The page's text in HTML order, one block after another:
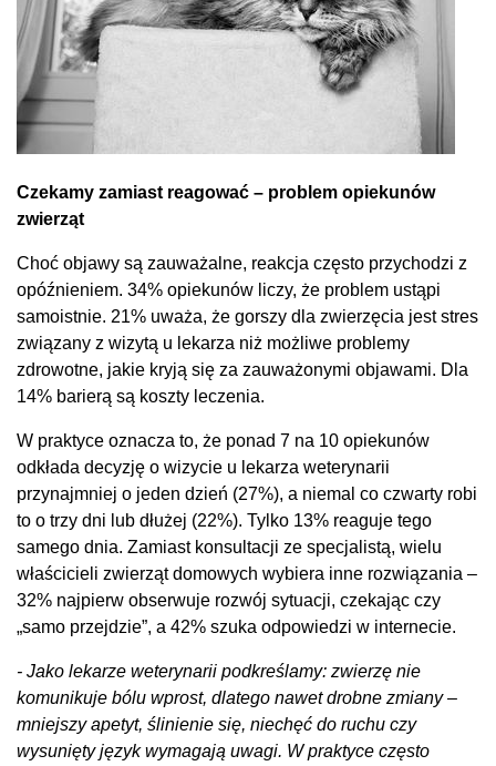
Czekamy zamiast reagować – problem opiekunów
zwierząt
Choć objawy są zauważalne, reakcja często przychodzi z
opóźnieniem. 34% opiekunów liczy, że problem ustąpi
samoistnie. 21% uważa, że gorszy dla zwierzęcia jest stres
związany z wizytą u lekarza niż możliwe problemy
zdrowotne, jakie kryją się za zauważonymi objawami. Dla
14% barierą są koszty leczenia.
W praktyce oznacza to, że ponad 7 na 10 opiekunów
odkłada decyzję o wizycie u lekarza weterynarii
przynajmniej o jeden dzień (27%), a niemal co czwarty robi
to o trzy dni lub dłużej (22%). Tylko 13% reaguje tego
samego dnia. Zamiast konsultacji ze specjalistą, wielu
właścicieli zwierząt domowych wybiera inne rozwiązania –
32% najpierw obserwuje rozwój sytuacji, czekając czy
„samo przejdzie”, a 42% szuka odpowiedzi w internecie.
- Jako lekarze weterynarii podkreślamy: zwierzę nie
komunikuje bólu wprost, dlatego nawet drobne zmiany –
mniejszy apetyt, ślinienie się, niechęć do ruchu czy
wysunięty język wymagają uwagi. W praktyce często